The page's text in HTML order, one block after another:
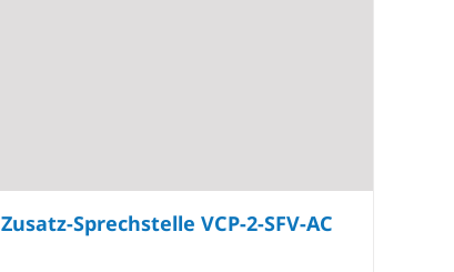
Zusatz-Sprechstelle VCP-2-SFV-AC